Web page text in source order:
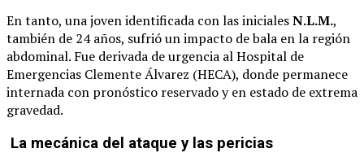
En tanto, una joven identificada con las inicialesN.L.M.,
también de 24 años, sufrió un impacto de bala en la región
abdominal. Fue derivada de urgencia al Hospital de
Emergencias Clemente Álvarez (HECA), donde permanece
internada con pronóstico reservado y en estado de extrema
gravedad.
La mecánica del ataque y las pericias